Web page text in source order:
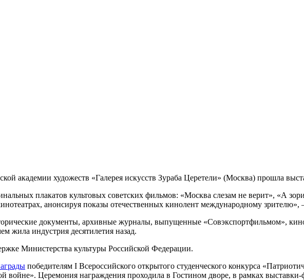
академии художеств «Галерея искусств Зураба Церетели» (Москва) прошла
плакатов культовых советских фильмов: «Москва слезам не верит», «А
анонсируя показы отечественных кинолент международному
документы, архивные журналы, выпущенные «Совэкспортфильмом»,
жила индустрия десятилетия назад.
Министерства культуры Российской Федерации.
победителям I Всероссийского открытого студенческого конкурса
войне». Церемония награждения проходила в Гостином дворе, в рамках